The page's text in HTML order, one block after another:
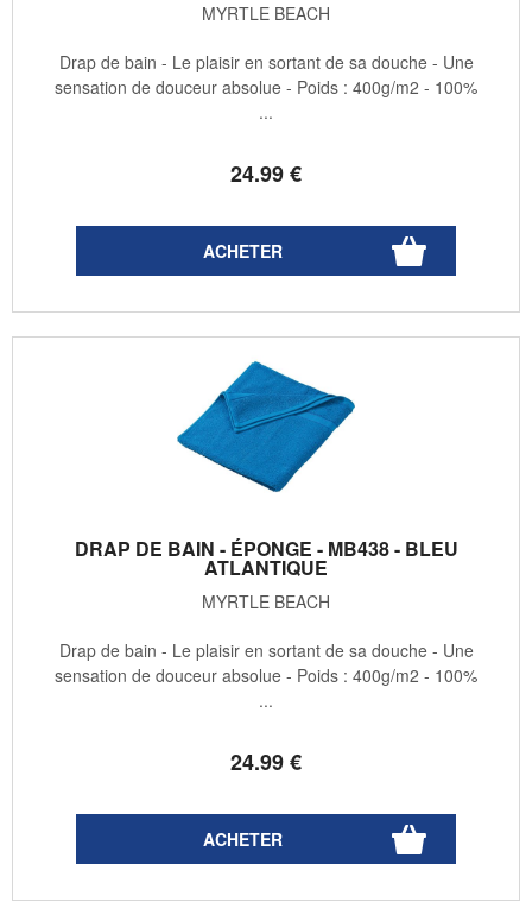
MYRTLE BEACH
24.99€
Drap de bain - Le plaisir en sortant de sa douche - Une
sensation de douceur absolue - Poids : 400g/m2 - 100%
...
DRAP DE BAIN - ÉPONGE - MB438 - BLEU
ATLANTIQUE
MYRTLE BEACH
24.99€
Drap de bain - Le plaisir en sortant de sa douche - Une
sensation de douceur absolue - Poids : 400g/m2 - 100%
...